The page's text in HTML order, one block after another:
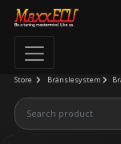
Store Bränslesystem